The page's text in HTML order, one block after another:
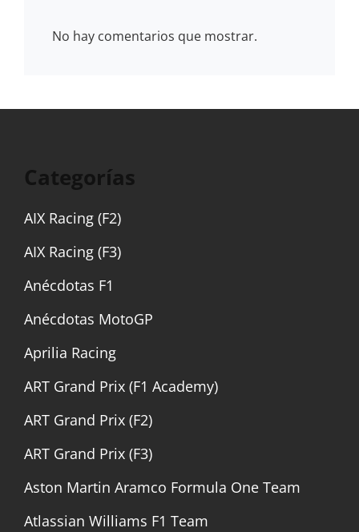
No hay comentarios que mostrar.
Categorías
AIX Racing (F2)
AIX Racing (F3)
Anécdotas F1
Anécdotas MotoGP
Aprilia Racing
ART Grand Prix (F1 Academy)
ART Grand Prix (F2)
ART Grand Prix (F3)
Aston Martin Aramco Formula One Team
Atlassian Williams F1 Team